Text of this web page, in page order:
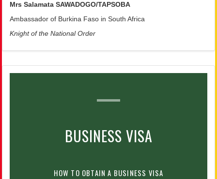
Mrs Salamata SAWADOGO/TAPSOBA
Ambassador of Burkina Faso in South Africa
Knight of the National Order
BUSINESS VISA
HOW TO OBTAIN A BUSINESS VISA